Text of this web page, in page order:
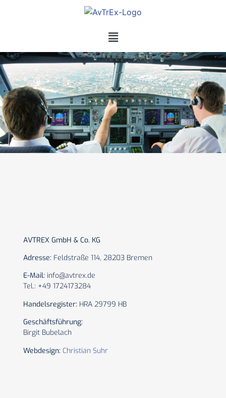
AVTREX GmbH & Co. KG
Adresse: Feldstraße 114, 28203 Bremen
E-Mail: info@avtrex.de
Tel.: +49 1724173284
Handelsregister: HRA 29799 HB
Geschäftsführung:
Birgit Bubelach
Webdesign: Christian Suhr